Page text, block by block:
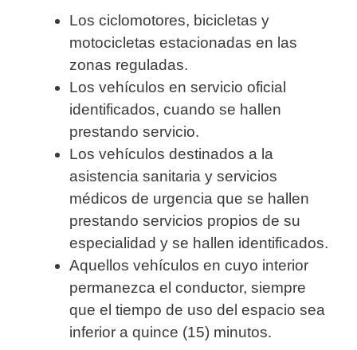
Los ciclomotores, bicicletas y
motocicletas estacionadas en las
zonas reguladas.
Los vehículos en servicio oficial
identificados, cuando se hallen
prestando servicio.
Los vehículos destinados a la
asistencia sanitaria y servicios
médicos de urgencia que se hallen
prestando servicios propios de su
especialidad y se hallen identificados.
Aquellos vehículos en cuyo interior
permanezca el conductor, siempre
que el tiempo de uso del espacio sea
inferior a quince (15) minutos.